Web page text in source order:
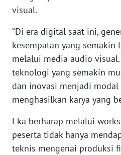
visual.
“Di era digital saat ini,
kesempatan yang semakin
melalui media audio
teknologi yang semakin
dan inovasi menjadi
menghasilkan karya yang
Eka berharap melalui
peserta tidak hanya
teknis mengenai produksi
JAKARTA
WN
JABAR
WN
BANTEN
WN
NTT